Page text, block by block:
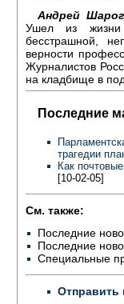
Андрей
Ушел из жизни
бесстрашной,
верности
Журналистов
на кладбище в
Последние
трагедии
Как
[10-02-05]
См. также:
Последние
Последние
Специальные
Отправить